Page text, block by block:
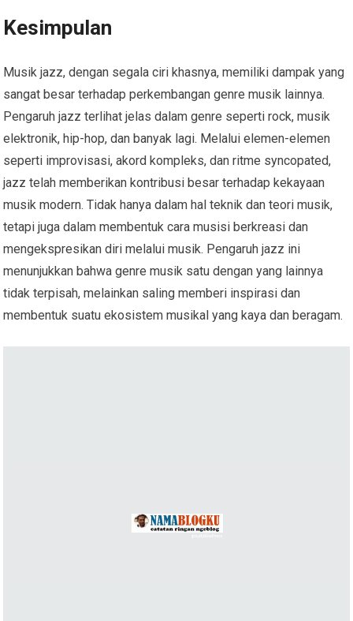
Kesimpulan
Musik jazz, dengan segala ciri khasnya, memiliki dampak yang
sangat besar terhadap perkembangan genre musik lainnya.
Pengaruh jazz terlihat jelas dalam genre seperti rock, musik
elektronik, hip-hop, dan banyak lagi. Melalui elemen-elemen
seperti improvisasi, akord kompleks, dan ritme syncopated,
jazz telah memberikan kontribusi besar terhadap kekayaan
musik modern. Tidak hanya dalam hal teknik dan teori musik,
tetapi juga dalam membentuk cara musisi berkreasi dan
mengekspresikan diri melalui musik. Pengaruh jazz ini
menunjukkan bahwa genre musik satu dengan yang lainnya
tidak terpisah, melainkan saling memberi inspirasi dan
membentuk suatu ekosistem musikal yang kaya dan beragam.